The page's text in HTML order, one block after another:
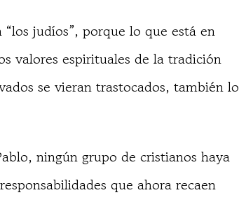
judíos”, porque lo que está en
valores espirituales de la tradición
se vieran trastocados, también lo
ningún grupo de cristianos haya
que ahora recaen